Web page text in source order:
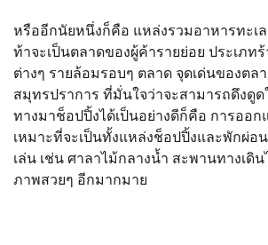
หรืออีกนัยหนึ่งก็คือ แหล่งรวมอาหารทะเ
ท้าจะเป็นตลาดของผู้ค้ารายย่อย ประเภท
ต่างๆ รายล้อมรอบๆ ตลาด จุดเด่นของตลา
สมุทรปราการ ที่มั่นใจว่าจะสามารถดึงดูด
ทางมาช็อปปิ้งได้เป็นอย่างดีก็คือ การออก
เหมาะที่จะเป็นทั้งแหล่งช็อปปิ้งและพักผ่อ
เล่น เช่น ศาลาไม้กลางน้ำ สะพานทางเดิ
ภาพสวยๆ อีกมากมาย